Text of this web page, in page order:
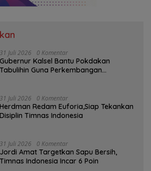
31 Juli 2026 0 Komentar
Gubernur Kalsel Bantu Pokdakan
Tabulihin Guna Perkembangan
31 Juli 2026 0 Komentar
Herdman Redam Euforia,Siap Tekankan
Disiplin Timnas Indonesia
31 Juli 2026 0 Komentar
Jordi Amat Targetkan Sapu Bersih,
Timnas Indonesia Incar 6 Poin